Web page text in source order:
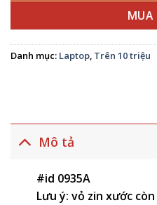
MUA
Danh mục: Laptop Trên 10 triệu
Mô tả
#id 0935A
Lưu ý: vỏ zin xước